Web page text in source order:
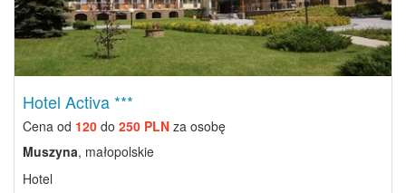
Hotel Activa ***
Cena od 120 do 250 PLN za osobę
Muszyna, małopolskie
Hotel